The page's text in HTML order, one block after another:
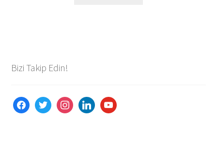
Bizi Takip Edin!
facebooktwitter instagramlinkedinyoutube